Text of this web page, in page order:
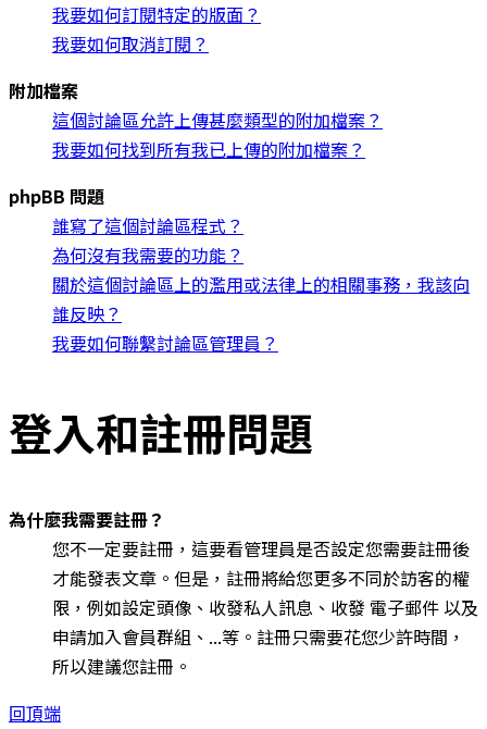
我要如何訂閱特定的版面？
我要如何取消訂閱？
附加檔案
這個討論區允許上傳甚麼類型的附加檔案？
我要如何找到所有我已上傳的附加檔案？
phpBB 問題
誰寫了這個討論區程式？
為何沒有我需要的功能？
關於這個討論區上的濫用或法律上的相關事務，我該向
誰反映？
我要如何聯繫討論區管理員？
登入和註冊問題
為什麼我需要註冊？
您不一定要註冊，這要看管理員是否設定您需要註冊後
才能發表文章。但是，註冊將給您更多不同於訪客的權
限，例如設定頭像、收發私人訊息、收發 電子郵件 以及
申請加入會員群組、...等。註冊只需要花您少許時間，
所以建議您註冊。
回頂端